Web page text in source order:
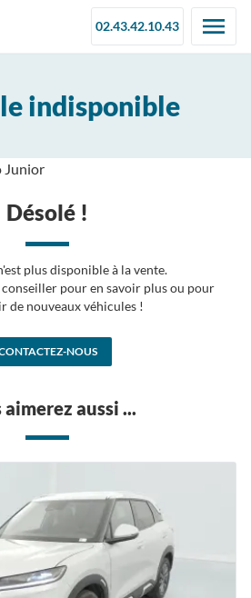
02.43.42.10.43
indisponible
Désolé !
plus disponible à la vente.
pour en savoir plus ou pour
de nouveaux véhicules !
NOUS
aimerez aussi ...